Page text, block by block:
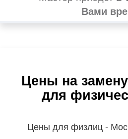
Вами
Цены на
для
Цены для физлиц -